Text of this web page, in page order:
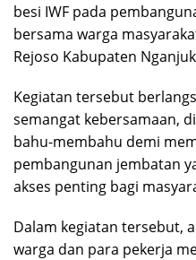
besi IWF pada
bersama warga
Rejoso Kabupaten
Kegiatan tersebut
semangat kebersamaan,
bahu-membahu demi
pembangunan jembatan
akses penting bagi
Dalam kegiatan tersebut,
warga dan para pekerja